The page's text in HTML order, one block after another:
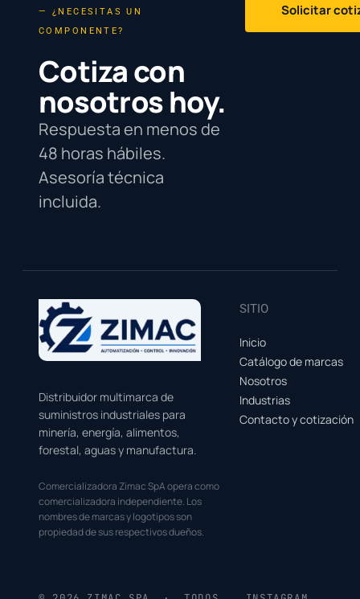
— ¿NECESITAS UN
COMPONENTE?
Cotiza con
nosotros hoy.
Respuesta en menos de
48 horas hábiles.
Asesoría técnica
incluida.
Solicitar
Distribuidor multimarca de
suministros industriales para
minería, energía, alimentos,
forestal, aguas y manufactura.
Comercializadora Zimac SpA opera como
comercializadora independiente. Los
nombres de marcas y logotipos son
propiedad de sus respectivos dueños.
SITIO
Inicio
Catálogo de marcas
Nosotros
Industrias
Contacto y cotización